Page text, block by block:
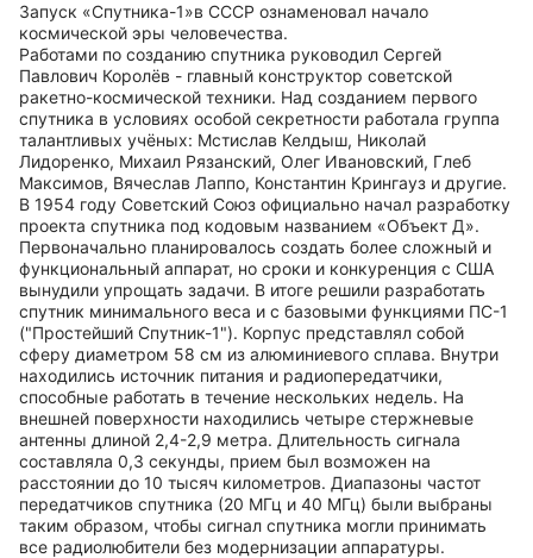
Запуск «Спутника-1»в СССР ознаменовал начало
космической эры человечества.
Работами по созданию спутника руководил Сергей
Павлович Королёв - главный конструктор советской
ракетно-космической техники. Над созданием первого
спутника в условиях особой секретности работала группа
талантливых учёных: Мстислав Келдыш, Николай
Лидоренко, Михаил Рязанский, Олег Ивановский, Глеб
Максимов, Вячеслав Лаппо, Константин Крингауз и другие.
В 1954 году Советский Союз официально начал разработку
проекта спутника под кодовым названием «Объект Д».
Первоначально планировалось создать более сложный и
функциональный аппарат, но сроки и конкуренция с США
вынудили упрощать задачи. В итоге решили разработать
спутник минимального веса и с базовыми функциями ПС-1
("Простейший Спутник-1"). Корпус представлял собой
сферу диаметром 58 см из алюминиевого сплава. Внутри
находились источник питания и радиопередатчики,
способные работать в течение нескольких недель. На
внешней поверхности находились четыре стержневые
антенны длиной 2,4-2,9 метра. Длительность сигнала
составляла 0,3 секунды, прием был возможен на
расстоянии до 10 тысяч километров. Диапазоны частот
передатчиков спутника (20 МГц и 40 МГц) были выбраны
таким образом, чтобы сигнал спутника могли принимать
все радиолюбители без модернизации аппаратуры.